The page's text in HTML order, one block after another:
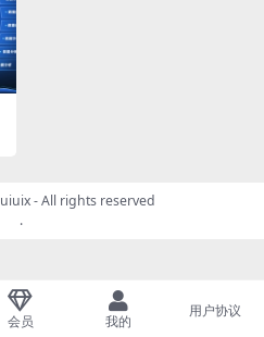
uiuix- All rights reserved
.
会员 我的
用户协议